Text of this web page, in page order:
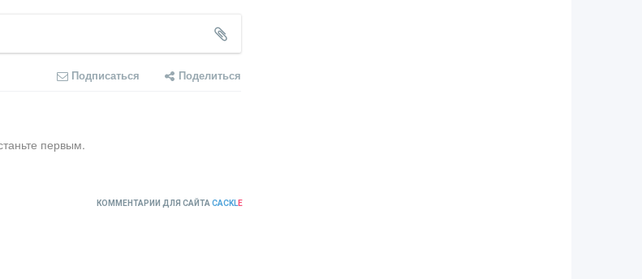
Подписаться Поделиться
первым.
КОММЕНТАРИИ ДЛЯ САЙТА CACKLE